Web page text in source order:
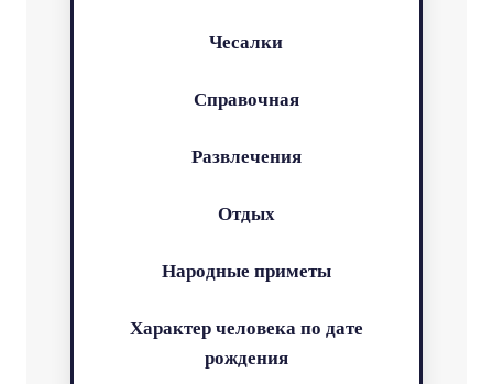
Чесалки
Справочная
Развлечения
Отдых
Народные приметы
Характер человека по дате
рождения